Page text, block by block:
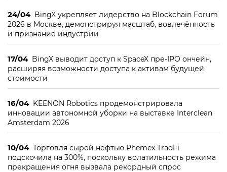
24/04 BingX укрепляет лидерство на Blockchain Forum
2026 в Москве, демонстрируя масштаб, вовлечённость
и признание индустрии
17/04 BingX выводит доступ к SpaceX пре-IPO ончейн,
расширяя возможности доступа к активам будущей
стоимости
16/04 KEENON Robotics продемонстрировала
инновации автономной уборки на выставке Interclean
Amsterdam 2026
10/04 Торговля сырой нефтью Phemex TradFi
подскочила на 300%, поскольку волатильность режима
прекращения огня вызвала рекордный спрос